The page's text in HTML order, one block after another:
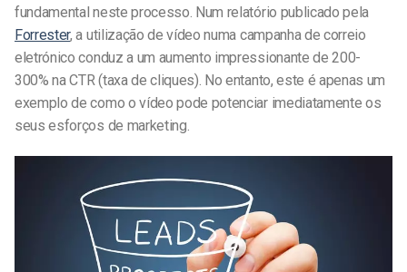
fundamental neste processo. Num relatório publicado pela
Forrester, a utilização de vídeo numa campanha de correio
eletrónico conduz a um aumento impressionante de 200-
300% na CTR (taxa de cliques). No entanto, este é apenas um
exemplo de como o vídeo pode potenciar imediatamente os
seus esforços de marketing.